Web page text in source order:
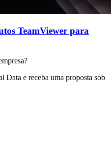
TeamViewer para
Data e receba uma proposta sob